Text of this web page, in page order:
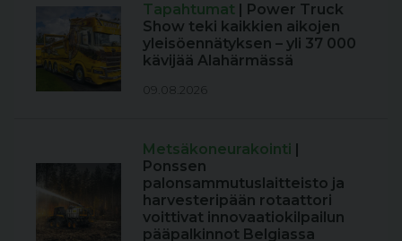
Tapahtumat | Power Truck
Show teki kaikkien aikojen
yleisöennätyksen – yli 37 000
kävijää Alahärmässä
09.08.2026
Metsäkoneurakointi |
Ponssen
palonsammutuslaitteisto ja
harvesteripään rotaattori
voittivat innovaatiokilpailun
pääpalkinnot Belgiassa